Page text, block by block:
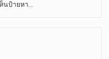
นป้ายหา…